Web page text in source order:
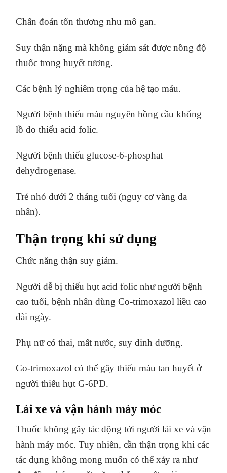
Chẩn đoán tổn thương nhu mô gan.
Suy thận nặng mà không giám sát được nồng độ
thuốc trong huyết tương.
Các bệnh lý nghiêm trọng của hệ tạo máu.
Người bệnh thiếu máu nguyên hồng cầu khổng
lồ do thiếu acid folic.
Người bệnh thiếu glucose-6-phosphat
dehydrogenase.
Trẻ nhỏ dưới 2 tháng tuổi (nguy cơ vàng da
nhân).
Thận trọng khi sử dụng
Chức năng thận suy giảm.
Người dễ bị thiếu hụt acid folic như người bệnh
cao tuổi, bệnh nhân dùng Co-trimoxazol liều cao
dài ngày.
Phụ nữ có thai, mất nước, suy dinh dưỡng.
Co-trimoxazol có thể gây thiếu máu tan huyết ở
người thiếu hụt G-6PD.
Lái xe và vận hành máy móc
Thuốc không gây tác động tới người lái xe và vận
hành máy móc. Tuy nhiên, cần thận trọng khi các
tác dụng không mong muốn có thể xảy ra như